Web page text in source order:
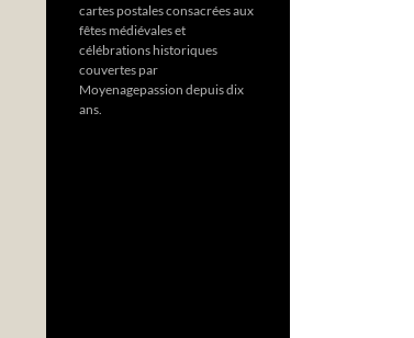
cartes postales consacrées aux
fêtes médiévales et
célébrations historiques
couvertes par
Moyenagepassion depuis dix
ans.